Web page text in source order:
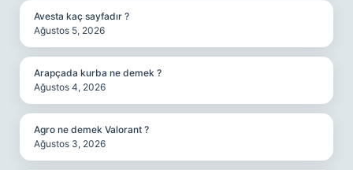
Avesta kaç sayfadır ?
Ağustos 5, 2026
Arapçada kurba ne demek ?
Ağustos 4, 2026
Agro ne demek Valorant ?
Ağustos 3, 2026